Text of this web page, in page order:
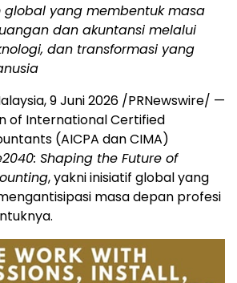
global yang membentuk masa
dan akuntansi melalui
dan transformasi yang
,9 Juni 2026 /PRNewswire/ —
of International Certified
(AICPA dan CIMA)
Shaping the Future of
, yakni inisiatif global yang
masa depan profesi